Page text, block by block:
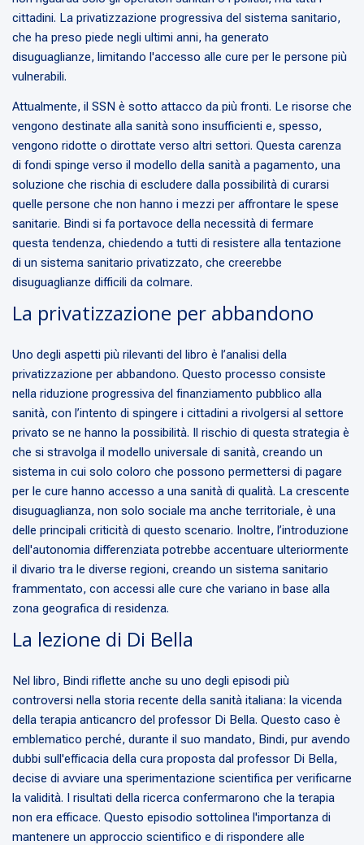
cittadini. La privatizzazione progressiva del sistema sanitario,
che ha preso piede negli ultimi anni, ha generato
disuguaglianze, limitando l'accesso alle cure per le persone più
vulnerabili.
Attualmente, il SSN è sotto attacco da più fronti. Le risorse che
vengono destinate alla sanità sono insufficienti e, spesso,
vengono ridotte o dirottate verso altri settori. Questa carenza
di fondi spinge verso il modello della sanità a pagamento, una
soluzione che rischia di escludere dalla possibilità di curarsi
quelle persone che non hanno i mezzi per affrontare le spese
sanitarie. Bindi si fa portavoce della necessità di fermare
questa tendenza, chiedendo a tutti di resistere alla tentazione
di un sistema sanitario privatizzato, che creerebbe
disuguaglianze difficili da colmare.
La privatizzazione per abbandono
Uno degli aspetti più rilevanti del libro è l’analisi della
privatizzazione per abbandono. Questo processo consiste
nella riduzione progressiva del finanziamento pubblico alla
sanità, con l’intento di spingere i cittadini a rivolgersi al settore
privato se ne hanno la possibilità. Il rischio di questa strategia è
che si stravolga il modello universale di sanità, creando un
sistema in cui solo coloro che possono permettersi di pagare
per le cure hanno accesso a una sanità di qualità. La crescente
disuguaglianza, non solo sociale ma anche territoriale, è una
delle principali criticità di questo scenario. Inoltre, l’introduzione
dell'autonomia differenziata potrebbe accentuare ulteriormente
il divario tra le diverse regioni, creando un sistema sanitario
frammentato, con accessi alle cure che variano in base alla
zona geografica di residenza.
La lezione di Di Bella
Nel libro, Bindi riflette anche su uno degli episodi più
controversi nella storia recente della sanità italiana: la vicenda
della terapia anticancro del professor Di Bella. Questo caso è
emblematico perché, durante il suo mandato, Bindi, pur avendo
dubbi sull'efficacia della cura proposta dal professor Di Bella,
decise di avviare una sperimentazione scientifica per verificarne
la validità. I risultati della ricerca confermarono che la terapia
non era efficace. Questo episodio sottolinea l'importanza di
mantenere un approccio scientifico e di rispondere alle